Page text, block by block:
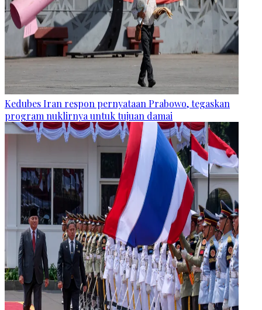
Kedubes Iran respon pernyataan Prabowo, tegaskan
program nuklirnya untuk tujuan damai